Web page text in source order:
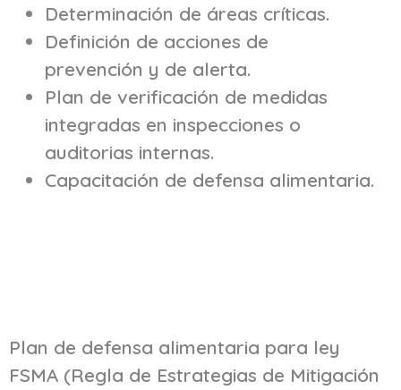
Determinación de áreas críticas.
Definición de acciones de
prevención y de alerta.
Plan de verificación de medidas
integradas en inspecciones o
auditorias internas.
Capacitación de defensa alimentaria.
Plan de defensa alimentaria para ley
FSMA (Regla de Estrategias de Mitigación